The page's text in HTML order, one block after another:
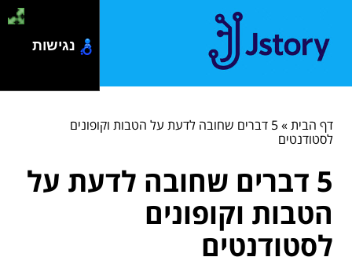
דף הבית»
5 דברים שחובה לדעת על הטבות וקופונים
לסטודנטים
5 דברים שחובה לדעת על
הטבות וקופונים
לסטודנטים
נגישות